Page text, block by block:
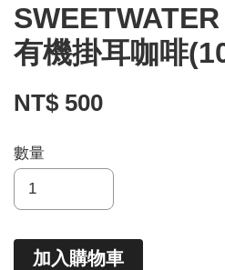
有機掛耳咖啡
NT$ 500
數量
加入購物車